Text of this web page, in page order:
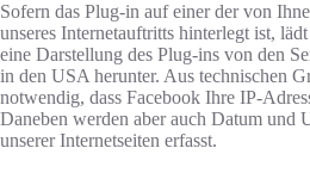
Sofern das Plug-in auf einer der von
unseres Internetauftritts hinterlegt ist,
eine Darstellung des Plug-ins von den
in den USA herunter. Aus technischen
notwendig, dass Facebook Ihre IP-
Daneben werden aber auch Datum und
unserer Internetseiten erfasst.